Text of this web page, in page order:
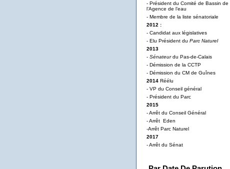
- Président du Comité de Bassin de
l’Agence de l’eau
- Membre de la liste sénatoriale
2012 :
- Candidat aux législatives
- Elu Président du Parc Naturel
2013
- Sénateurdu Pas-de-Calais
- Démission de la CCTP
- Démission du CM de Guînes
2014 Réélu
- VP du Conseil général
- Président du Parc
2015
- Arrêt du Conseil Général
- Arrêt Eden
-Arrêt Parc Naturel
2017
- Arrêt du Sénat